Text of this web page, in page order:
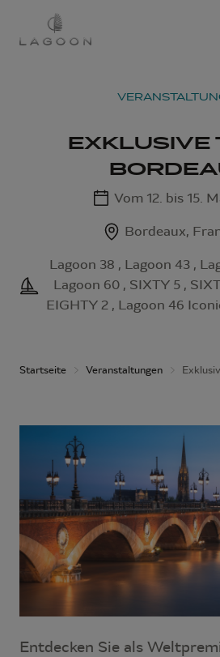
EXKLUSIVE
Vom 12. bis 15.
Bordeaux,
Lagoon 38 , Lagoon 43 ,
Lagoon 60 , SIXTY 5 ,
EIGHTY 2 , Lagoon 46
Startseite Veranstaltungen
Entdecken Sie als